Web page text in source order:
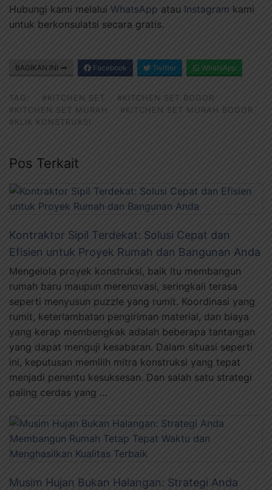
Hubungi kami melalui WhatsApp atau Instagram kami
untuk berkonsulatsi secara gratis.
BAGIKAN INI Facebook Twitter WhatsApp
TAG: #KITCHEN SET
#KITCHEN SET BOGOR
#KITCHEN SET MURAH
#KITCHEN SET MURAH BOGOR
#KLIK KONSTRUKSI
Pos Terkait
Kontraktor Sipil Terdekat: Solusi Cepat dan
Efisien untuk Proyek Rumah dan Bangunan Anda
Mengelola proyek konstruksi, baik itu membangun
rumah baru maupun merenovasi, seringkali terasa
seperti menyusun puzzle yang rumit. Koordinasi yang
rumit, keterlambatan pengiriman material, dan biaya
yang kerap membengkak adalah beberapa tantangan
yang dapat menguji kesabaran. Dalam situasi seperti
ini, keputusan memilih mitra konstruksi yang tepat
menjadi penentu kesuksesan. Dan salah satu strategi
paling cerdas yang …
Musim Hujan Bukan Halangan: Strategi Anda